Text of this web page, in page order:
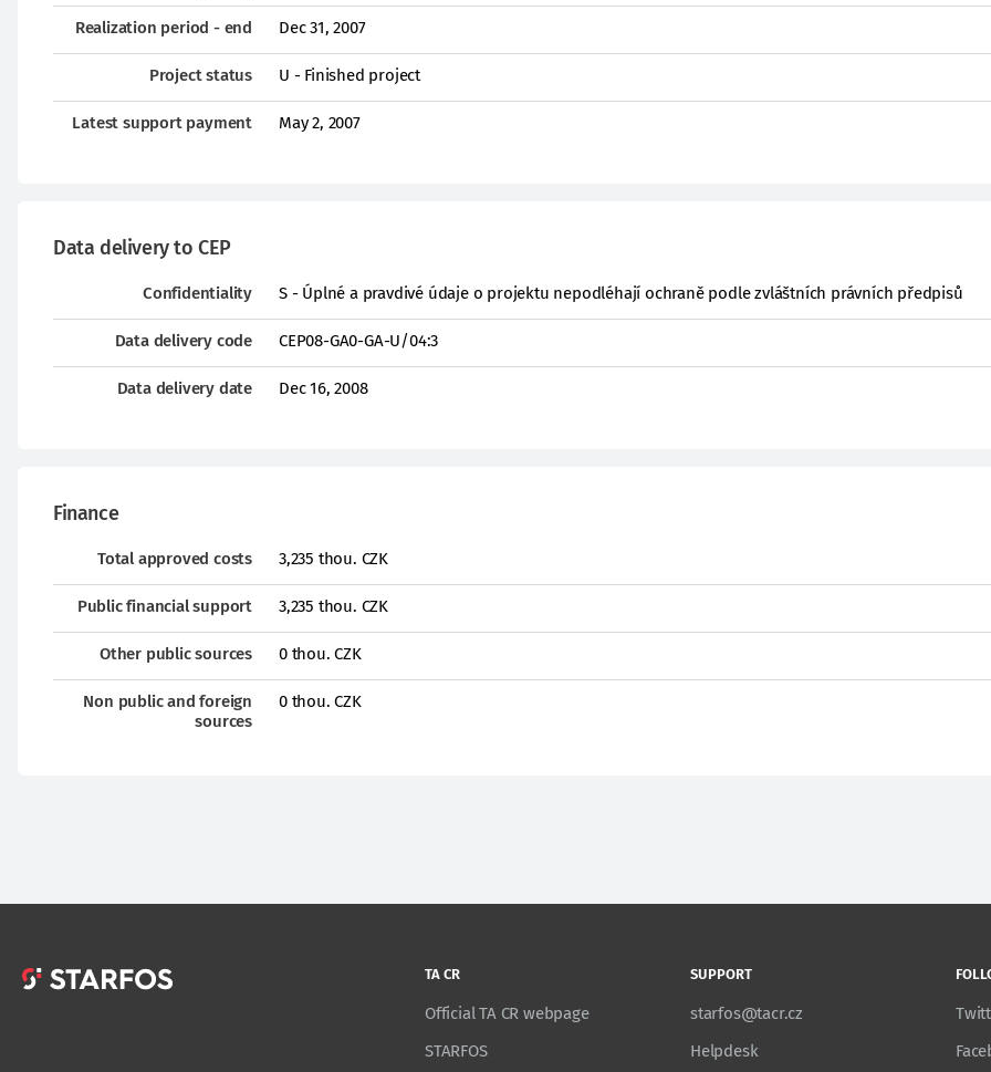
Realization period - end Dec 31, 2007
Project status U - Finished project
Latest support payment May 2, 2007
Data delivery to CEP
Confidentiality S - Úplné a pravdivé údaje o projektu nepodléhají ochraně podle zvláštních právních předpisů
Data delivery code CEP08-GA0-GA-U/04:3
Data delivery date Dec 16, 2008
Finance
Total approved costs 3,235 thou. CZK
Public financial support 3,235 thou. CZK
Other public sources 0 thou. CZK
Non public and foreign
sources
0 thou. CZK
TA CR
Official TA CR webpage
STARFOS
SUPPORT
starfos@tacr.cz
Helpdesk